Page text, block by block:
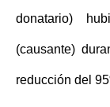
donatario)
(causante)
reducción del